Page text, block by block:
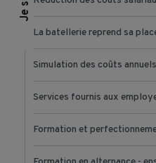
La batellerie reprend sa
Simulation des coûts annuels
Services fournis aux
Formation et